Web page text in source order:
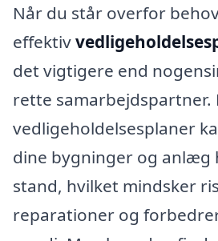
Når du står overfor
effektiv
det vigtigere end
rette samarbejdspartner.
vedligeholdelsesplaner
dine bygninger og anlæg
stand, hvilket mindsker
reparationer og